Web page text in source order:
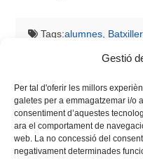
Gestió
Per tal d'oferir les millors
galetes per a emmagatzemar i/o
consentiment d’aquestes
ara el comportament de
web. La no concessió del
negativament determinades
Tags:alumnes,
Secundària,